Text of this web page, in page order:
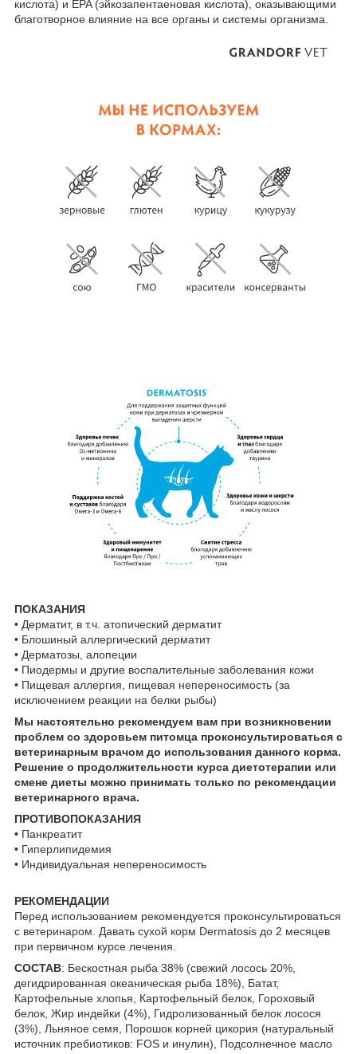
кислота) и EPA (эйкозапентаеновая кислота), оказывающими
благотворное влияние на все органы и системы организма.
ПОКАЗАНИЯ
• Дерматит, в т.ч. атопический дерматит
• Блошиный аллергический дерматит
• Дерматозы, алопеции
• Пиодермы и другие воспалительные заболевания кожи
• Пищевая аллергия, пищевая непереносимость (за
исключением реакции на белки рыбы)
Мы настоятельно рекомендуем вам при возникновении
проблем со здоровьем питомца проконсультироваться с
ветеринарным врачом до использования данного корма.
Решение о продолжительности курса диетотерапии или
смене диеты можно принимать только по рекомендации
ветеринарного врача.
ПРОТИВОПОКАЗАНИЯ
• Панкреатит
• Гиперлипидемия
• Индивидуальная непереносимость
РЕКОМЕНДАЦИИ
Перед использованием рекомендуется проконсультироваться
с ветеринаром. Давать сухой корм Dermatosis до 2 месяцев
при первичном курсе лечения.
СОСТАВ: Бескостная рыба 38% (свежий лосось 20%,
дегидрированная океаническая рыба 18%), Батат,
Картофельные хлопья, Картофельный белок, Гороховый
белок, Жир индейки (4%), Гидролизованный белок лосося
(3%), Льняное семя, Порошок корней цикория (натуральный
источник пребиотиков: FOS и инулин), Подсолнечное масло